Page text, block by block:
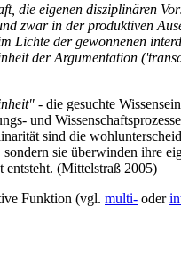
die eigenen disziplinären
zwar in der produktiven
Lichte der gewonnenen
der Argumentation
- die gesuchte
und
sind die
sie überwinden ihre
entsteht. (Mittelstraß 2005)
Funktion (vgl. multi- oder